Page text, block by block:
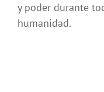
y poder durante
humanidad.